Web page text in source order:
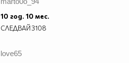
10 год. 10 мес.
СЛЕДВАЙ3108
love65